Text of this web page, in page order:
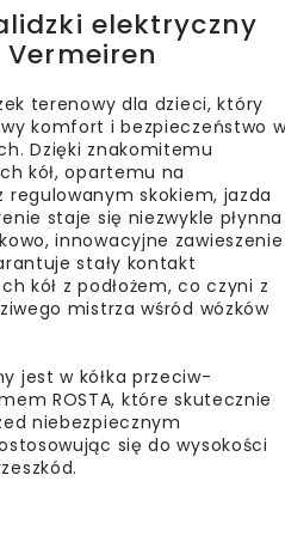
elektryczny
Vermeiren
terenowy dla dzieci, który
komfort i bezpieczeństwo
Dzięki znakomitemu
kół, opartemu na
skokiem, jazda
staje się niezwykle płynna
innowacyjne zawieszenie
stały kontakt
kół z podłożem, co czyni z
mistrza wśród wózków
jest w kółka przeciw-
ROSTA, które skutecznie
niebezpiecznym
się do wysokości